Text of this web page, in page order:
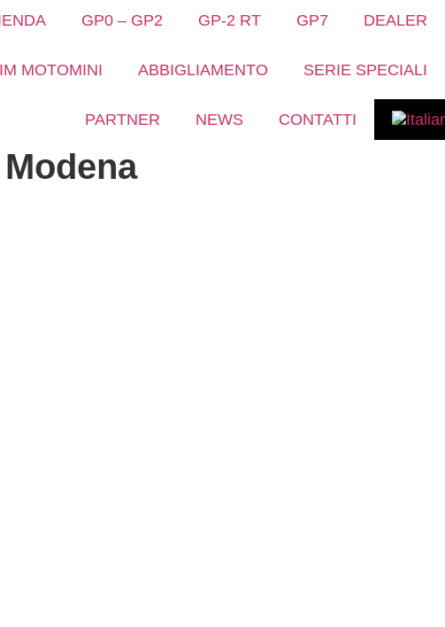
GP0 – GP2 GP-2 RT GP7 DEALER
MOTOMINI ABBIGLIAMENTO SERIE SPECIALI
PARTNER NEWS CONTATTI